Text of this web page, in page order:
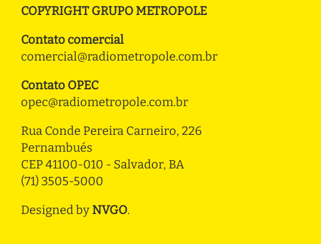
COPYRIGHT GRUPO METROPOLE
Contato comercial
comercial@radiometropole.com.br
Contato OPEC
opec@radiometropole.com.br
Rua Conde Pereira Carneiro, 226
Pernambués
CEP 41100-010 - Salvador, BA
(71) 3505-5000
Designed by NVGO.